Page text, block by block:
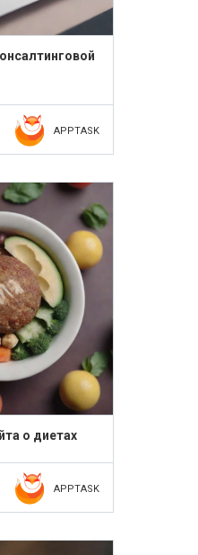
APPTASK
о диетах
APPTASK